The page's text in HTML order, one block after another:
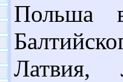
Польша
Латвия,